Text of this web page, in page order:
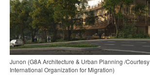
Junon (G8A Architecture & Urban Planning /Courtesy
International Organization for Migration)